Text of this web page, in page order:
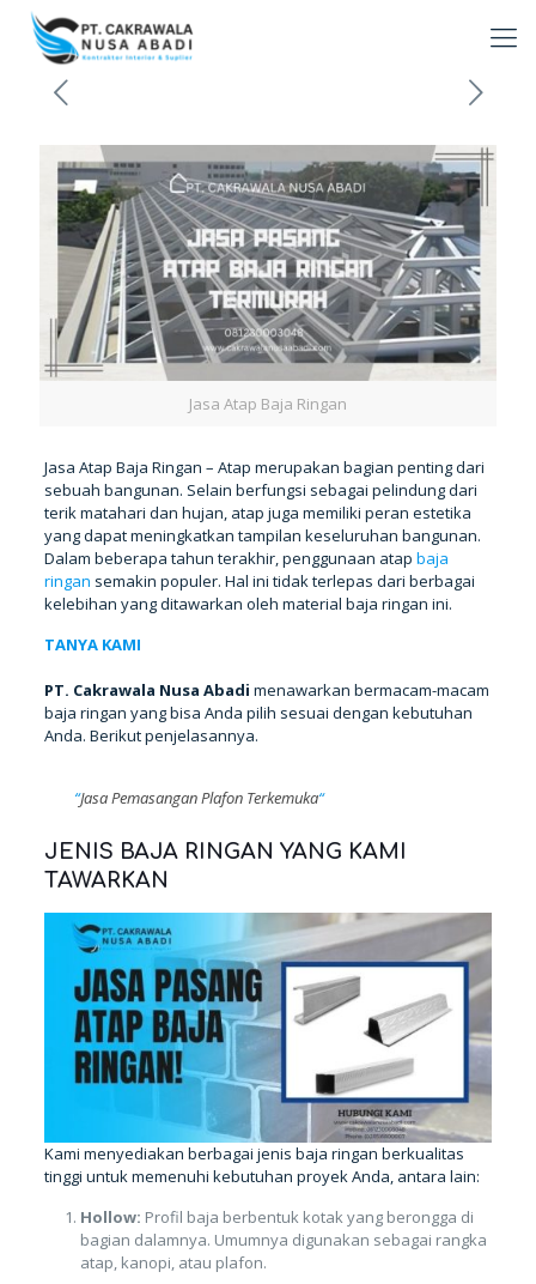
Jasa Atap Baja Ringan
Jasa Atap Baja Ringan – Atap merupakan bagian penting dari
sebuah bangunan. Selain berfungsi sebagai pelindung dari
terik matahari dan hujan, atap juga memiliki peran estetika
yang dapat meningkatkan tampilan keseluruhan bangunan.
Dalam beberapa tahun terakhir, penggunaan atap baja
ringan semakin populer. Hal ini tidak terlepas dari berbagai
kelebihan yang ditawarkan oleh material baja ringan ini.
TANYA KAMI
PT. Cakrawala Nusa Abadi menawarkan bermacam-macam
baja ringan yang bisa Anda pilih sesuai dengan kebutuhan
Anda. Berikut penjelasannya.
“Jasa Pemasangan Plafon Terkemuka“
JENIS BAJA RINGAN YANG KAMI
TAWARKAN
Kami menyediakan berbagai jenis baja ringan berkualitas
tinggi untuk memenuhi kebutuhan proyek Anda, antara lain:
Hollow: Profil baja berbentuk kotak yang berongga di
bagian dalamnya. Umumnya digunakan sebagai rangka
atap, kanopi, atau plafon.